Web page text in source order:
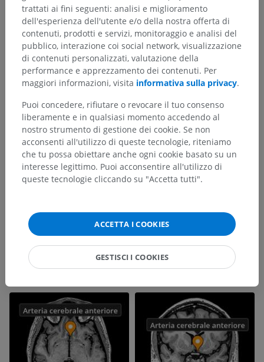
trattati ai fini seguenti: analisi e miglioramento
dell'esperienza dell'utente e/o della nostra offerta di
contenuti, prodotti e servizi, monitoraggio e analisi del
pubblico, interazione coi social network, visualizzazione
di contenuti personalizzati, valutazione della
performance e apprezzamento dei contenuti. Per
maggiori informazioni, visita informativa sulla privacy.
Puoi concedere, rifiutare o revocare il tuo consenso
liberamente e in qualsiasi momento accedendo al
nostro strumento di gestione dei cookie. Se non
acconsenti all'utilizzo di queste tecnologie, riteniamo
che tu possa obiettare anche ogni cookie basato su un
interesse legittimo. Puoi acconsentire all'utilizzo di
queste tecnologie cliccando su "Accetta tutti".
ACCETTA I COOKIES
GESTISCI I COOKIES